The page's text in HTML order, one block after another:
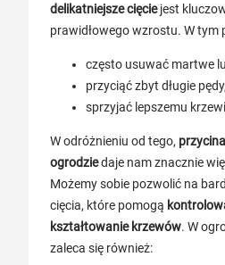
delikatniejsze cięciejest
prawidłowego wzrostu. W tym
często usuwać martwe
przyciąć zbyt długie pędy,
sprzyjać lepszemu
W odróżnieniu od tego,
ogrodziedaje nam znacznie
Możemy sobie pozwolić na
cięcia, które pomogą
kształtowanie krzewów. W
zaleca się również: